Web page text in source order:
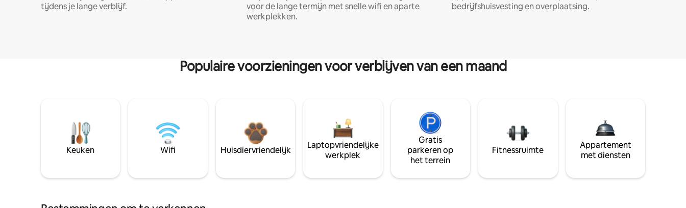
tijdens je lange verblijf.
voor de lange termijn met snelle wifi en aparte
werkplekken.
bedrijfshuisvesting en overplaatsing.
Populaire voorzieningen voor verblijven van een maand
Keuken Wifi Huisdiervriendelijk
Laptopvriendelijke
werkplek
Gratis
parkeren op
het terrein
Fitnessruimte
Appartement
met diensten